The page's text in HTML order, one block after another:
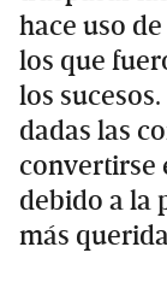
hace uso
los que
los
dadas las
convertirse
debido a la
más